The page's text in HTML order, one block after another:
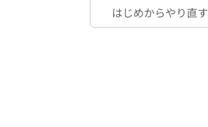
はじめからやり直す